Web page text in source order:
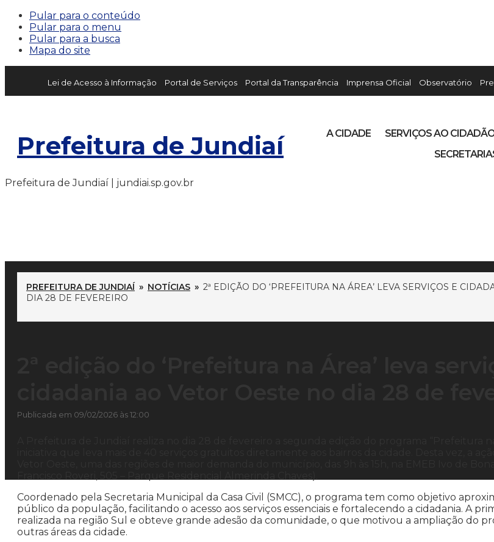
Pular para o conteúdo
Pular para o menu
Pular para a busca
Mapa do site
Lei de Acesso à Informação Portal de Serviços Portal da Transparência Imprensa Oficial Observatório
Prefeitura de Jundiaí A CIDADE SERVIÇOS AO
Prefeitura de Jundiaí | jundiai.sp.gov.br
PREFEITURA DE JUNDIAÍ » NOTÍCIAS » 2ª EDIÇÃO DO ‘PREFEITURA NA ÁREA’ LEVA SERVIÇOS E
DIA 28 DE FEVEREIRO
Publicada em 09/02/2026 às 12:00
Coordenado pela Secretaria Municipal da Casa Civil (SMCC), o programa tem como objetivo
público da população, facilitando o acesso aos serviços essenciais e fortalecendo a cidadania. A
realizada na região Sul e obteve grande adesão da comunidade, o que motivou a ampliação do
outras áreas da cidade.